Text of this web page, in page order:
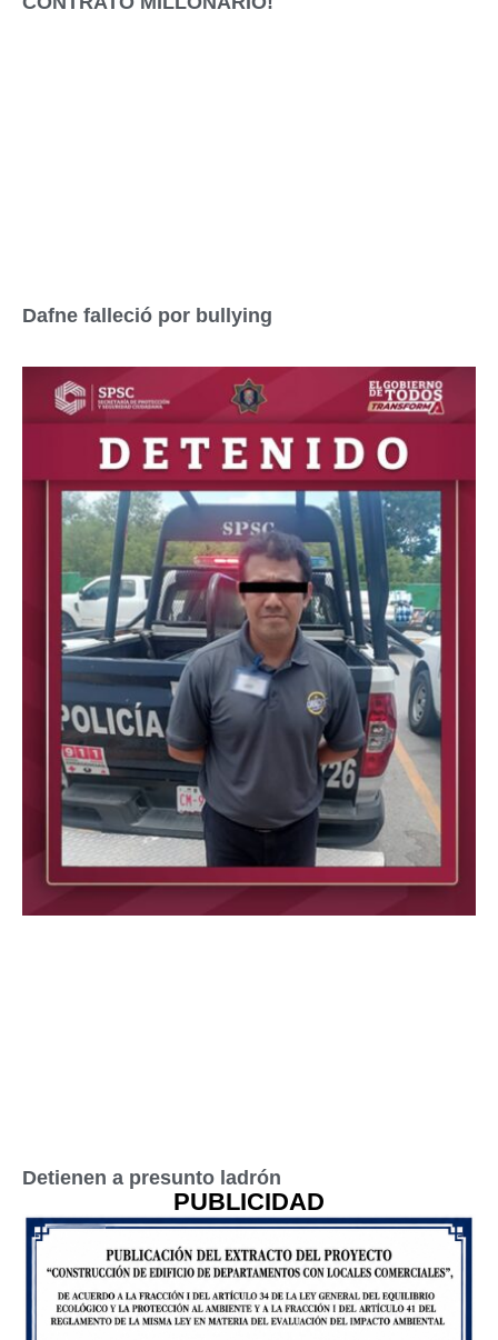
Dafne falleció por bullying
Detienen a presunto ladrón
PUBLICIDAD